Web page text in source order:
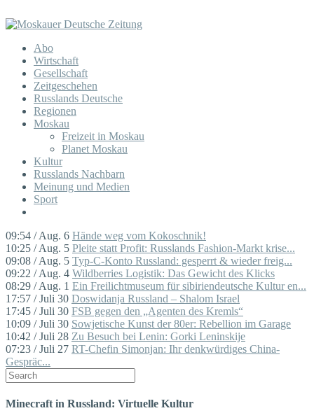
Abo
Wirtschaft
Gesellschaft
Zeitgeschehen
Russlands Deutsche
Regionen
Moskau
Freizeit in Moskau
Planet Moskau
Kultur
Russlands Nachbarn
Meinung und Medien
Sport
09:54 / Aug. 6 Hände weg vom Kokoschnik!
10:25 / Aug. 5 Pleite statt Profit: Russlands Fashion-Markt krise...
09:08 / Aug. 5 Typ-C-Konto Russland: gesperrt & wieder freig...
09:22 / Aug. 4 Wildberries Logistik: Das Gewicht des Klicks
08:29 / Aug. 1 Ein Freilichtmuseum für sibiriendeutsche Kultur en...
17:57 / Juli 30 Doswidanja Russland – Shalom Israel
17:45 / Juli 30 FSB gegen den „Agenten des Kremls“
10:09 / Juli 30 Sowjetische Kunst der 80er: Rebellion im Garage
10:42 / Juli 28 Zu Besuch bei Lenin: Gorki Leninskije
07:23 / Juli 27 RT-Chefin Simonjan: Ihr denkwürdiges China-
Gespräc...
Minecraft in Russland: Virtuelle Kultur